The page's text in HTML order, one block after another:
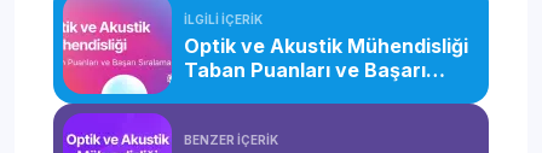
İLGİLİ İÇERİK
Optik ve Akustik Mühendisliği
Taban Puanları ve Başarı
BENZER İÇERİK